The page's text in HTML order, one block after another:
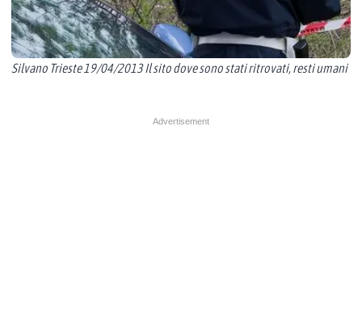
Silvano Trieste 19/04/2013 Il sito dove sono stati ritrovati, resti umani